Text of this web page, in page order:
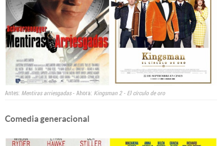
Antes: Mentiras arriesgadas- Ahora: Kingsman 2 - El círculo de oro
Comedia generacional